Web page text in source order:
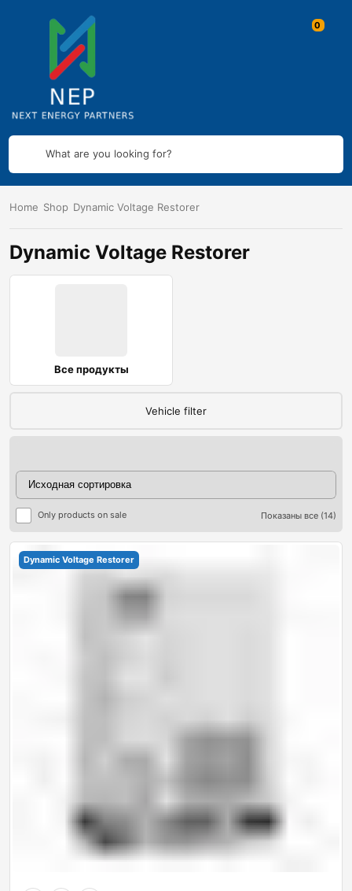
What are you looking for?
Home Shop Dynamic Voltage Restorer
Dynamic Voltage Restorer
Все продукты
Vehicle filter
Only products on sale Показаны все (14)
Dynamic Voltage Restorer